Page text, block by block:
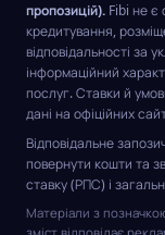
пропозицій). Fibi не є
кредитування,
відповідальності за
інформаційний
послуг. Ставки й
дані на офіційних
Відповідальне
повернути кошти та
ставку (РПС) і
Матеріали з